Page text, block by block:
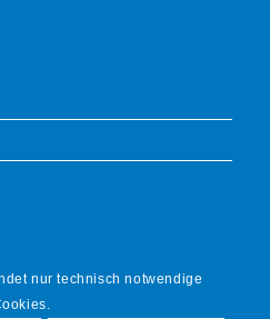
nur technisch notwendige